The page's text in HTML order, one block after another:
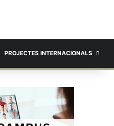
PROJECTES INTERNACIONALS